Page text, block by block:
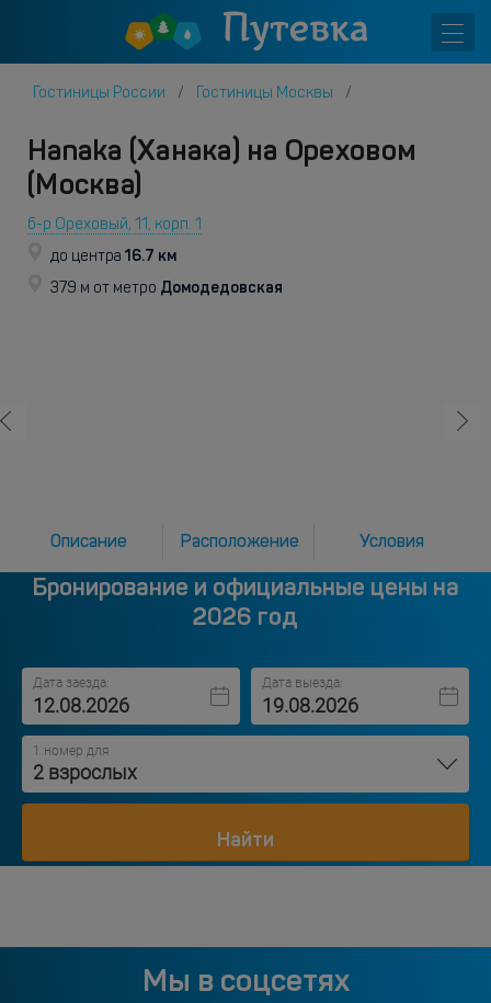
Гостиницы России Гостиницы Москвы
Hanaka (Ханака) на Ореховом
(Москва)
б-р Ореховый, 11, корп. 1
до центра 16.7 км
379 м от метро Домодедовская
Описание Расположение Условия
Бронирование и официальные цены на
2026 год
Дата заезда: Дата выезда:
1 номер для
2 взрослых
Найти
Мы в соцсетях